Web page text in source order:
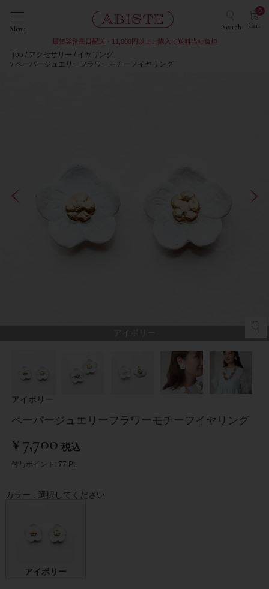
Menu Search Cart
0
最短翌営業日配送・11,000円以上ご購入で送料当社負担
Top アクセサリー
イヤリング
ペーパージュエリーフラワーモチーフイヤリング
アイボリー
ペーパージュエリーフラワーモチーフイヤリング
¥7,700 税込
付与ポイント: 77 Pt.
カラー 選択してください
アイボリー